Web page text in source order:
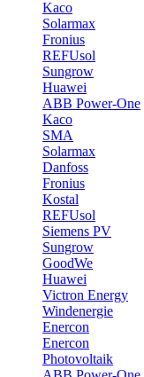
Kaco
Solarmax
Fronius
REFUsol
Sungrow
Huawei
ABB Power-One
Kaco
SMA
Solarmax
Danfoss
Fronius
Kostal
REFUsol
Siemens PV
Sungrow
GoodWe
Huawei
Victron Energy
Windenergie
Enercon
Enercon
Photovoltaik